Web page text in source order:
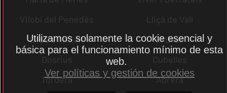
Vilobí del Penedès
Lliçà de Vall
Lliçà d´Amunt
El Bruc
Dosrius
Cubelles
Tordera
Abrera
Utilizamos solamente la cookie esencial y
básica para el funcionamiento mínimo de esta
web.
Ver políticas y gestión de cookies